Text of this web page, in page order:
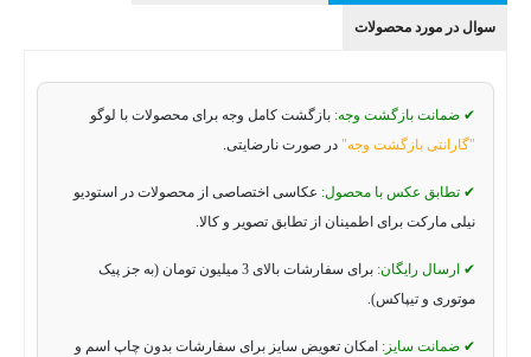
سوال در مورد محصولات
✔ ضمانت بازگشت وجه: بازگشت کامل وجه برای محصولات با لوگو
"گارانتی بازگشت وجه" در صورت نارضایتی.
✔ تطابق عکس با محصول: عکاسی اختصاصی از محصولات در استودیو
نیلی مارکت برای اطمینان از تطابق تصویر و کالا.
✔ ارسال رایگان:
برای سفارشات بالای 3 میلیون تومان (به جز پیک
موتوری و تیپاکس).
✔ ضمانت سایز: امکان تعویض سایز برای سفارشات بدون چاپ اسم و